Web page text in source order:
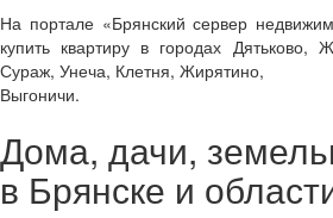
На портале «Брянский сервер
купить квартиру в городах Дятьково,
Сураж, Унеча, Клетня, Жирятино,
Выгоничи.
Дома, дачи,
в Брянске и